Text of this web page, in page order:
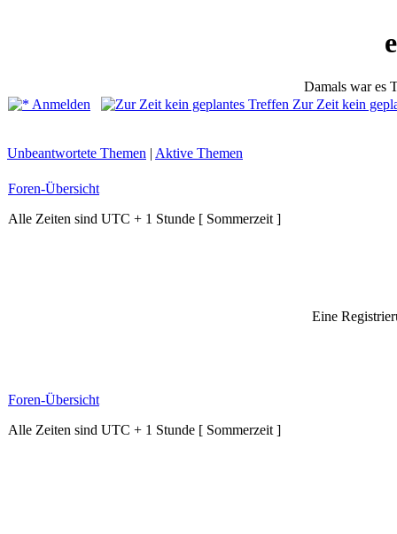
Damals war es
Anmelden
Zur Zeit kein
Unbeantwortete Themen | Aktive Themen
Foren-Übersicht
Alle Zeiten sind UTC + 1 Stunde [ Sommerzeit ]
Eine
Foren-Übersicht
Alle Zeiten sind UTC + 1 Stunde [ Sommerzeit ]